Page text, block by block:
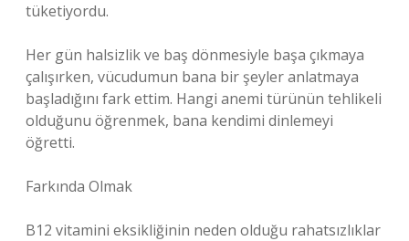
tüketiyordu.
Her gün halsizlik ve baş dönmesiyle başa çıkmaya
çalışırken, vücudumun bana bir şeyler anlatmaya
başladığını fark ettim. Hangi anemi türünün tehlikeli
olduğunu öğrenmek, bana kendimi dinlemeyi
öğretti.
Farkında Olmak
B12 vitamini eksikliğinin neden olduğu rahatsızlıklar